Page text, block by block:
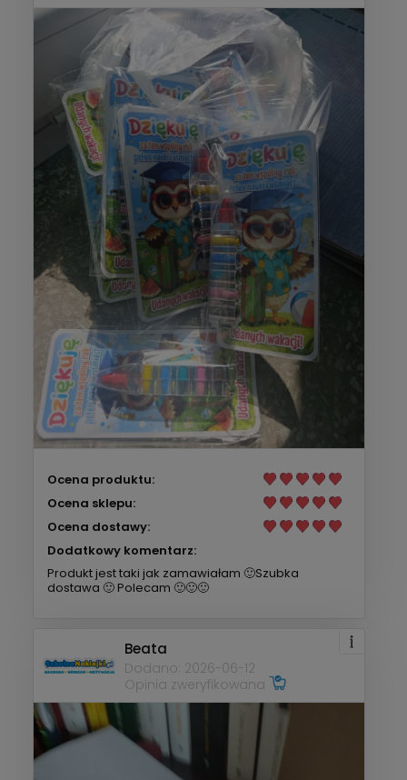
Ocena produktu:
Ocena sklepu:
Ocena dostawy:
Dodatkowy komentarz:
Produkt jest taki jak zamawiałam 🙂Szubka
dostawa 🙂 Polecam 🙂🙂🙂
Beata
Dodano: 2026-06-12
Opinia zweryfikowana